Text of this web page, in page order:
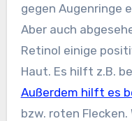
gegen Augenringe
Aber auch
Retinol einige
Haut. Es hilft z.B.
Außerdem hilft es
bzw. roten Flecken.